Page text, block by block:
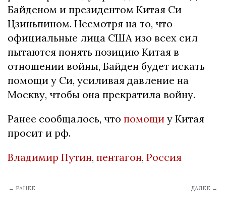
Байденом и президентом Китая Си
Цзиньпином. Несмотря на то, что
официальные лица США изо всех сил
пытаются понять позицию Китая в
отношении войны, Байден будет искать
помощи у Си, усиливая давление на
Москву, чтобы она прекратила войну.
Ранее сообщалось, что помощи у Китая
просит и рф.
Владимир Путин, пентагон, Россия
← РАНЕЕ ДАЛЕЕ →